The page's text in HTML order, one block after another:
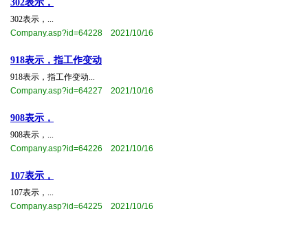
302表示，
302表示，...
Company.asp?id=64228 2021/10/16
918表示，指工作变动​
918表示，指工作变动​...
Company.asp?id=64227 2021/10/16
908表示，
908表示，...
Company.asp?id=64226 2021/10/16
107表示，
107表示，...
Company.asp?id=64225 2021/10/16